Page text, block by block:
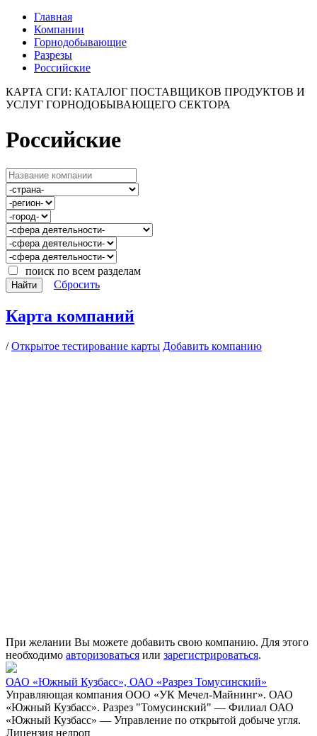
Главная
Компании
Горнодобывающие
Разрезы
Российские
КАРТА СГИ: КАТАЛОГ ПОСТАВЩИКОВ ПРОДУКТОВ И
УСЛУГ ГОРНОДОБЫВАЮЩЕГО СЕКТОРА
Российские
поиск по всем разделам
Найти Сбросить
Карта компаний
/Открытое тестирование карты Добавить компанию
При желании Вы можете добавить свою компанию. Для этого
необходимо авторизоваться или зарегистрироваться.
ОАО «Южный Кузбасс», ОАО «Разрез Томусинский»
Управляющая компания ООО «УК Мечел-Майнинг». ОАО
«Южный Кузбасс». Разрез "Томусинский" — Филиал ОАО
«Южный Кузбасс» — Управление по открытой добыче угля.
Лицензия недроп